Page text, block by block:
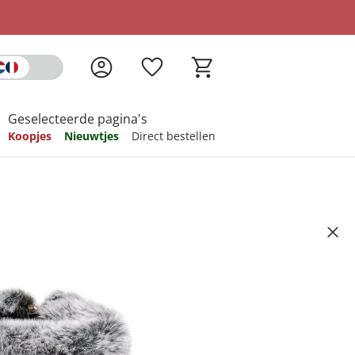
Geselecteerde pagina's
Koopjes Nieuwtjes Direct bestellen